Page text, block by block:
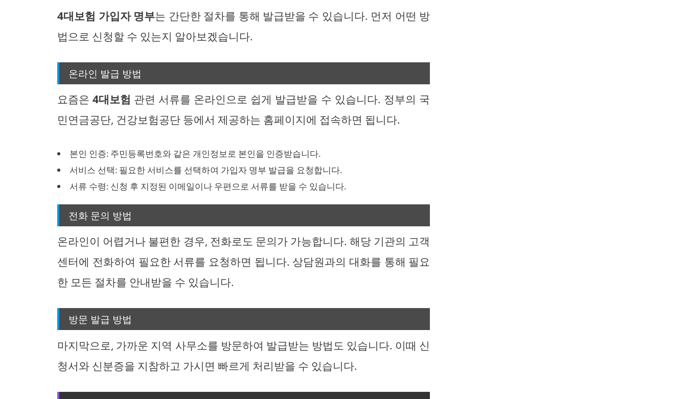
4대보험 가입자 명부는 간단한 절차를 통해 발급받을 수 있습니다. 먼저 어떤 방
법으로 신청할 수 있는지 알아보겠습니다.
온라인 발급 방법
요즘은4대보험 관련 서류를 온라인으로 쉽게 발급받을 수 있습니다. 정부의 국
민연금공단, 건강보험공단 등에서 제공하는 홈페이지에 접속하면 됩니다.
본인 인증: 주민등록번호와 같은 개인정보로 본인을 인증받습니다.
서비스 선택: 필요한 서비스를 선택하여 가입자 명부 발급을 요청합니다.
서류 수령: 신청 후 지정된 이메일이나 우편으로 서류를 받을 수 있습니다.
전화 문의 방법
온라인이 어렵거나 불편한 경우, 전화로도 문의가 가능합니다. 해당 기관의 고객
센터에 전화하여 필요한 서류를 요청하면 됩니다. 상담원과의 대화를 통해 필요
한 모든 절차를 안내받을 수 있습니다.
방문 발급 방법
마지막으로, 가까운 지역 사무소를 방문하여 발급받는 방법도 있습니다. 이때 신
청서와 신분증을 지참하고 가시면 빠르게 처리받을 수 있습니다.